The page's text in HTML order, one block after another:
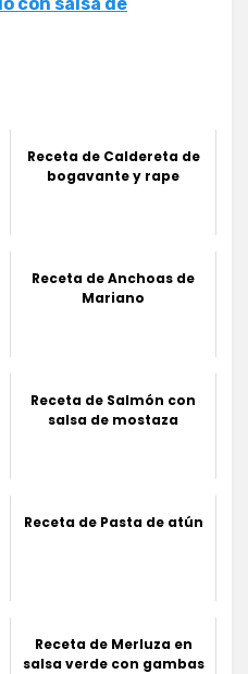
Receta de Caldereta de
bogavante y rape
Receta de Anchoas de
Mariano
Receta de Salmón con
salsa de mostaza
Receta de Pasta de atún
Receta de Merluza en
salsa verde con gambas